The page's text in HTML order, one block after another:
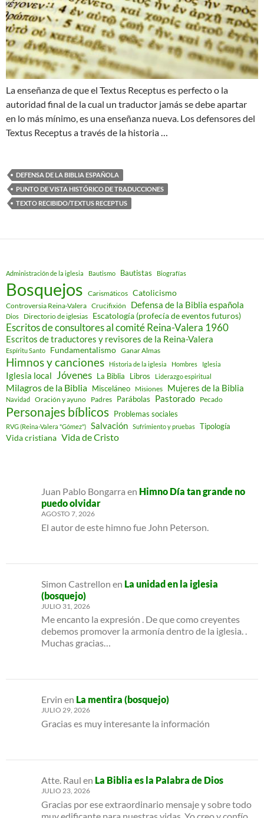
La enseñanza de que el Textus Receptus es perfecto o la
autoridad final de la cual un traductor jamás se debe apartar
en lo más mínimo, es una enseñanza nueva. Los defensores del
Textus Receptus a través de la historia …
DEFENSA DE LA BIBLIA ESPAÑOLA
PUNTO DE VISTA HISTÓRICO DE TRADUCCIONES
TEXTO RECIBIDO/TEXTUS RECEPTUS
Administración de la iglesia Bautismo Bautistas Biografías
Bosquejos Carismáticos Catolicismo
Controversia Reina-Valera Crucifixión Defensa de la Biblia española
Dios Directorio de iglesias Escatología (profecía de eventos futuros)
Escritos de consultores al comité Reina-Valera 1960
Escritos de traductores y revisores de la Reina-Valera
Espíritu Santo Fundamentalismo Ganar Almas
Himnos y canciones Historia de la iglesia Hombres Iglesia
Iglesia local Jóvenes La Biblia Libros Liderazgo espiritual
Milagros de la Biblia Misceláneo Misiones Mujeres de la Biblia
Navidad Oración y ayuno Padres Parábolas Pastorado Pecado
Personajes bíblicos Problemas sociales
RVG (Reina-Valera "Gómez") Salvación Sufrimiento y pruebas Tipología
Vida cristiana Vida de Cristo
Juan Pablo Bongarra en Himno Día tan grande no
puedo olvidar
AGOSTO 7, 2026
El autor de este himno fue John Peterson.
Simon Castrellon en La unidad en la iglesia
(bosquejo)
JULIO 31, 2026
Me encanto la expresión . De que como creyentes
debemos promover la armonía dentro de la iglesia. .
Muchas gracias…
Ervin en La mentira (bosquejo)
JULIO 29, 2026
Gracias es muy interesante la información
Atte. Raul en La Biblia es la Palabra de Dios
JULIO 23, 2026
Gracias por ese extraordinario mensaje y sobre todo